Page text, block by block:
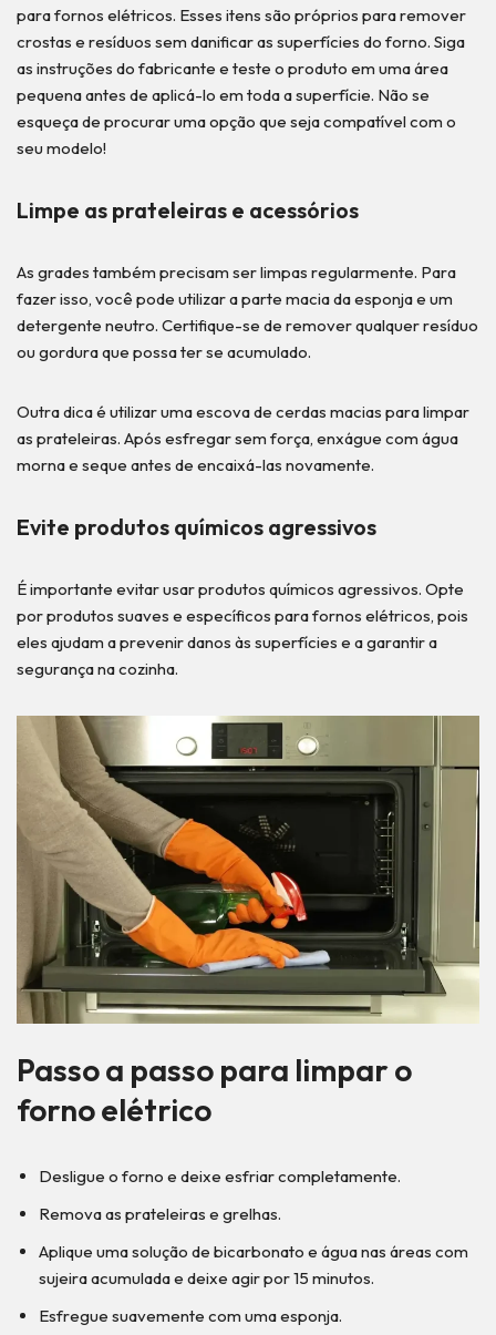
para fornos elétricos. Esses itens são próprios para remover
crostas e resíduos sem danificar as superfícies do forno. Siga
as instruções do fabricante e teste o produto em uma área
pequena antes de aplicá-lo em toda a superfície. Não se
esqueça de procurar uma opção que seja compatível com o
seu modelo!
Limpe as prateleiras e acessórios
As grades também precisam ser limpas regularmente. Para
fazer isso, você pode utilizar a parte macia da esponja e um
detergente neutro. Certifique-se de remover qualquer resíduo
ou gordura que possa ter se acumulado.
Outra dica é utilizar uma escova de cerdas macias para limpar
as prateleiras. Após esfregar sem força, enxágue com água
morna e seque antes de encaixá-las novamente.
Evite produtos químicos agressivos
É importante evitar usar produtos químicos agressivos. Opte
por produtos suaves e específicos para fornos elétricos, pois
eles ajudam a prevenir danos às superfícies e a garantir a
segurança na cozinha.
Passo a passo para limpar o
forno elétrico
Desligue o forno e deixe esfriar completamente.
Remova as prateleiras e grelhas.
Aplique uma solução de bicarbonato e água nas áreas com
sujeira acumulada e deixe agir por 15 minutos.
Esfregue suavemente com uma esponja.